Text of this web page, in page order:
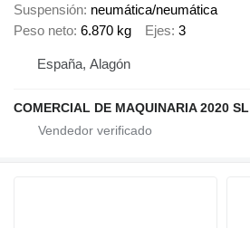
Suspensión neumática/neumática
Peso neto 6.870 kg Ejes 3
España, Alagón
COMERCIAL DE MAQUINARIA 2020 SL